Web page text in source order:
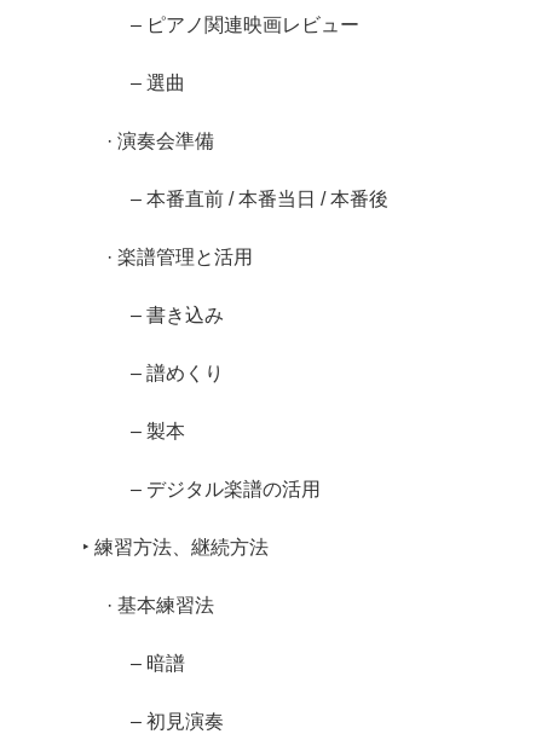
– ピアノ関連映画レビュー
– 選曲
· 演奏会準備
– 本番直前 / 本番当日 / 本番後
· 楽譜管理と活用
– 書き込み
– 譜めくり
– 製本
– デジタル楽譜の活用
‣ 練習方法、継続方法
· 基本練習法
– 暗譜
– 初見演奏